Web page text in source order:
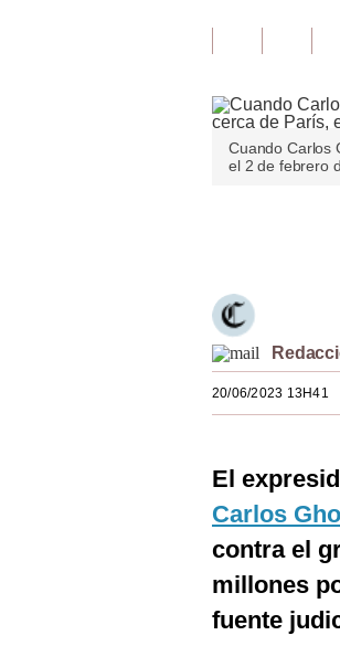
Cuando Carlos
el 2 de febrero
20/06/2023 13H41
El
Carlos
contra el
millones
fuente